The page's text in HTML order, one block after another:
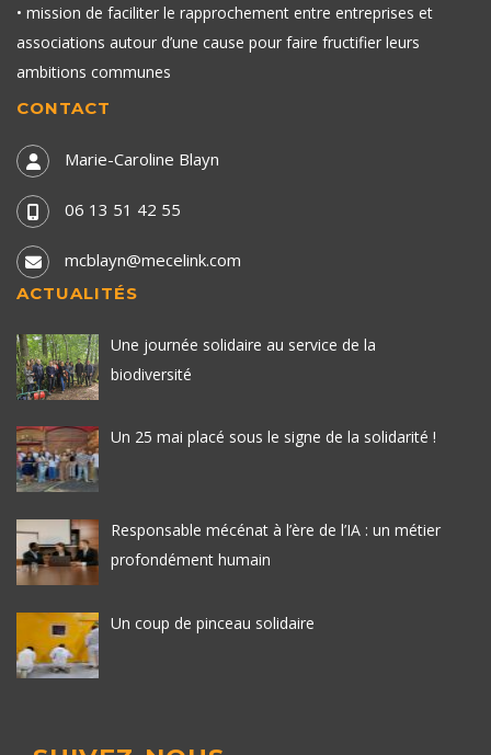
• mission de faciliter le rapprochement entre entreprises et
associations autour d’une cause pour faire fructifier leurs
ambitions communes
CONTACT
Marie-Caroline Blayn
06 13 51 42 55
mcblayn@mecelink.com
ACTUALITÉS
Une journée solidaire au service de la
biodiversité
Un 25 mai placé sous le signe de la solidarité !
Responsable mécénat à l’ère de l’IA : un métier
profondément humain
Un coup de pinceau solidaire